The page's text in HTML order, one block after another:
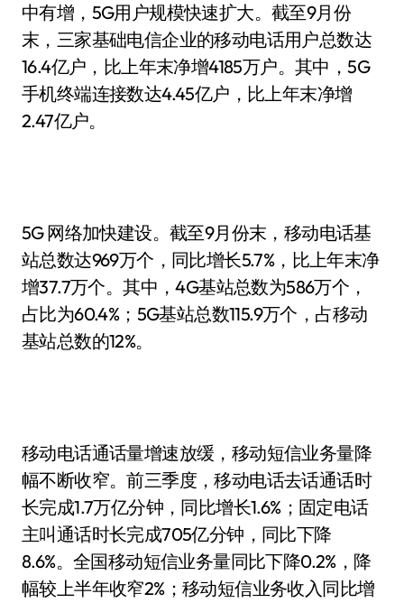
中有增，5G用户规模快速扩大。截至9月份
末，三家基础电信企业的移动电话用户总数达
16.4亿户，比上年末净增4185万户。其中，5G
手机终端连接数达4.45亿户，比上年末净增
2.47亿户。
5G 网络加快建设。截至9月份末，移动电话基
站总数达969万个，同比增长5.7%，比上年末净
增37.7万个。其中，4G基站总数为586万个，
占比为60.4%；5G基站总数115.9万个，占移动
基站总数的12%。
移动电话通话量增速放缓，移动短信业务量降
幅不断收窄。前三季度，移动电话去话通话时
长完成1.7万亿分钟，同比增长1.6%；固定电话
主叫通话时长完成705亿分钟，同比下降
8.6%。全国移动短信业务量同比下降0.2%，降
幅较上半年收窄2%；移动短信业务收入同比增